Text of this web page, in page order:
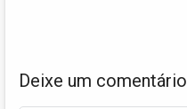
Deixe um comentário